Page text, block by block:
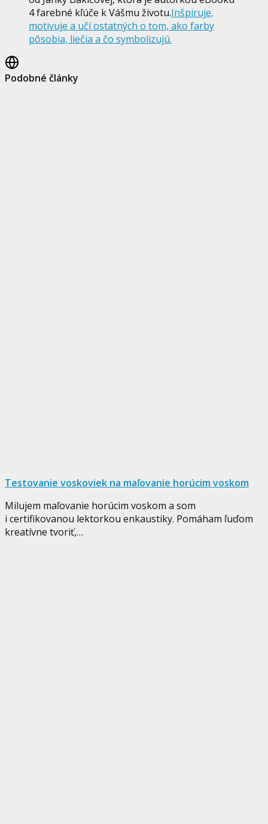
4 farebné kľúče k Vášmu životu.Inšpiruje,
motivuje a učí ostatných o tom, ako farby
pôsobia, liečia a čo symbolizujú.
Podobné články
Testovanie voskoviek na maľovanie horúcim voskom
Milujem maľovanie horúcim voskom a som
i certifikovanou lektorkou enkaustiky. Pomáham ľuďom
kreatívne tvoriť,…